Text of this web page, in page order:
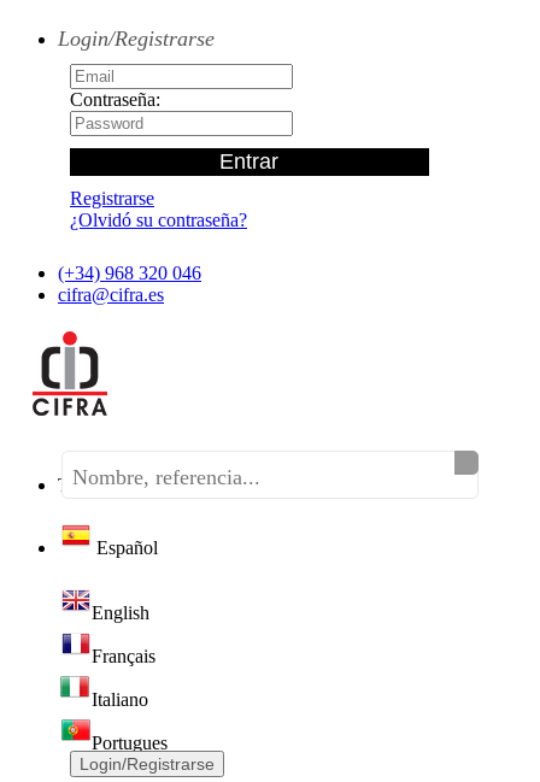
Login/Registrarse
Contraseña:
Registrarse
¿Olvidó su contraseña?
(+34) 968 320 046
cifra@cifra.es
Teléfono:(+34) 968 320 046
Español
English
Français
Italiano
Portugues
Login/Registrarse